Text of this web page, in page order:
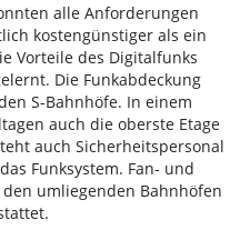
alle Anforderungen
kostengünstiger als ein
Vorteile des Digitalfunks
Die Funkabdeckung
S-Bahnhöfe. In einem
auch die oberste Etage
auch Sicherheitspersonal
Funksystem. Fan- und
umliegenden Bahnhöfen